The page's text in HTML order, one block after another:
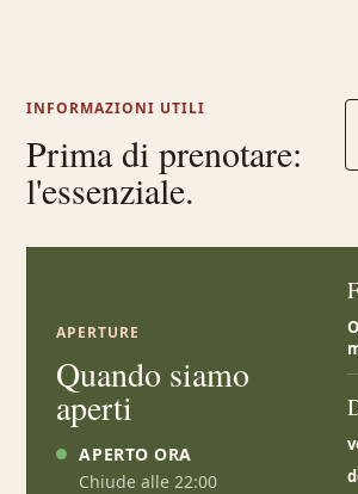
INFORMAZIONI UTILI
Prima di prenotare:
l'essenziale.
APERTURE
Quando siamo
aperti
APERTO ORA
Chiude alle 22:00